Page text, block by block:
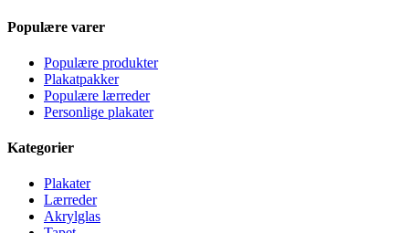
Populære varer
Populære produkter
Plakatpakker
Populære lærreder
Personlige plakater
Kategorier
Plakater
Lærreder
Akrylglas